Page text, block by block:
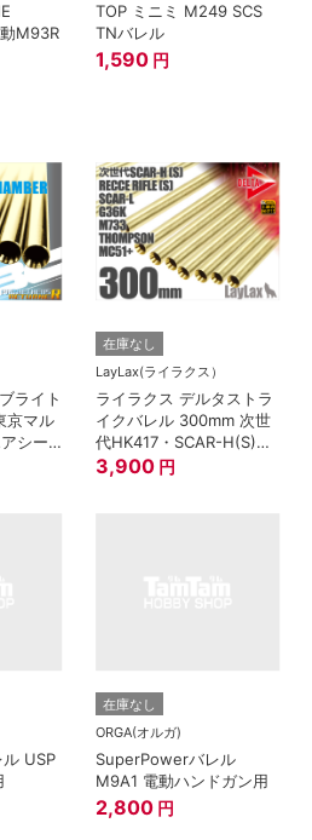
M93R
TOP ミニミ M249 SCS
TNバレル
1,590 円
ライト
京マル
シー
在庫なし
LayLax(ライラクス）
ライラクス デルタストラ
イクバレル 300mm 次世
代HK417・SCAR-H(S)
RECCE RIFLE(S) SCAR-L
3,900 円
USP
在庫なし
ORGA(オルガ)
SuperPowerバレル
M9A1 電動ハンドガン用
2,800 円